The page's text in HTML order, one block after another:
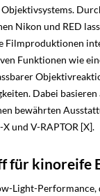
Nikon und RED
Filmproduktionen
Funktionen wie
Dabei
bewährten
und V-RAPTOR [X].
für
Light-Performance,